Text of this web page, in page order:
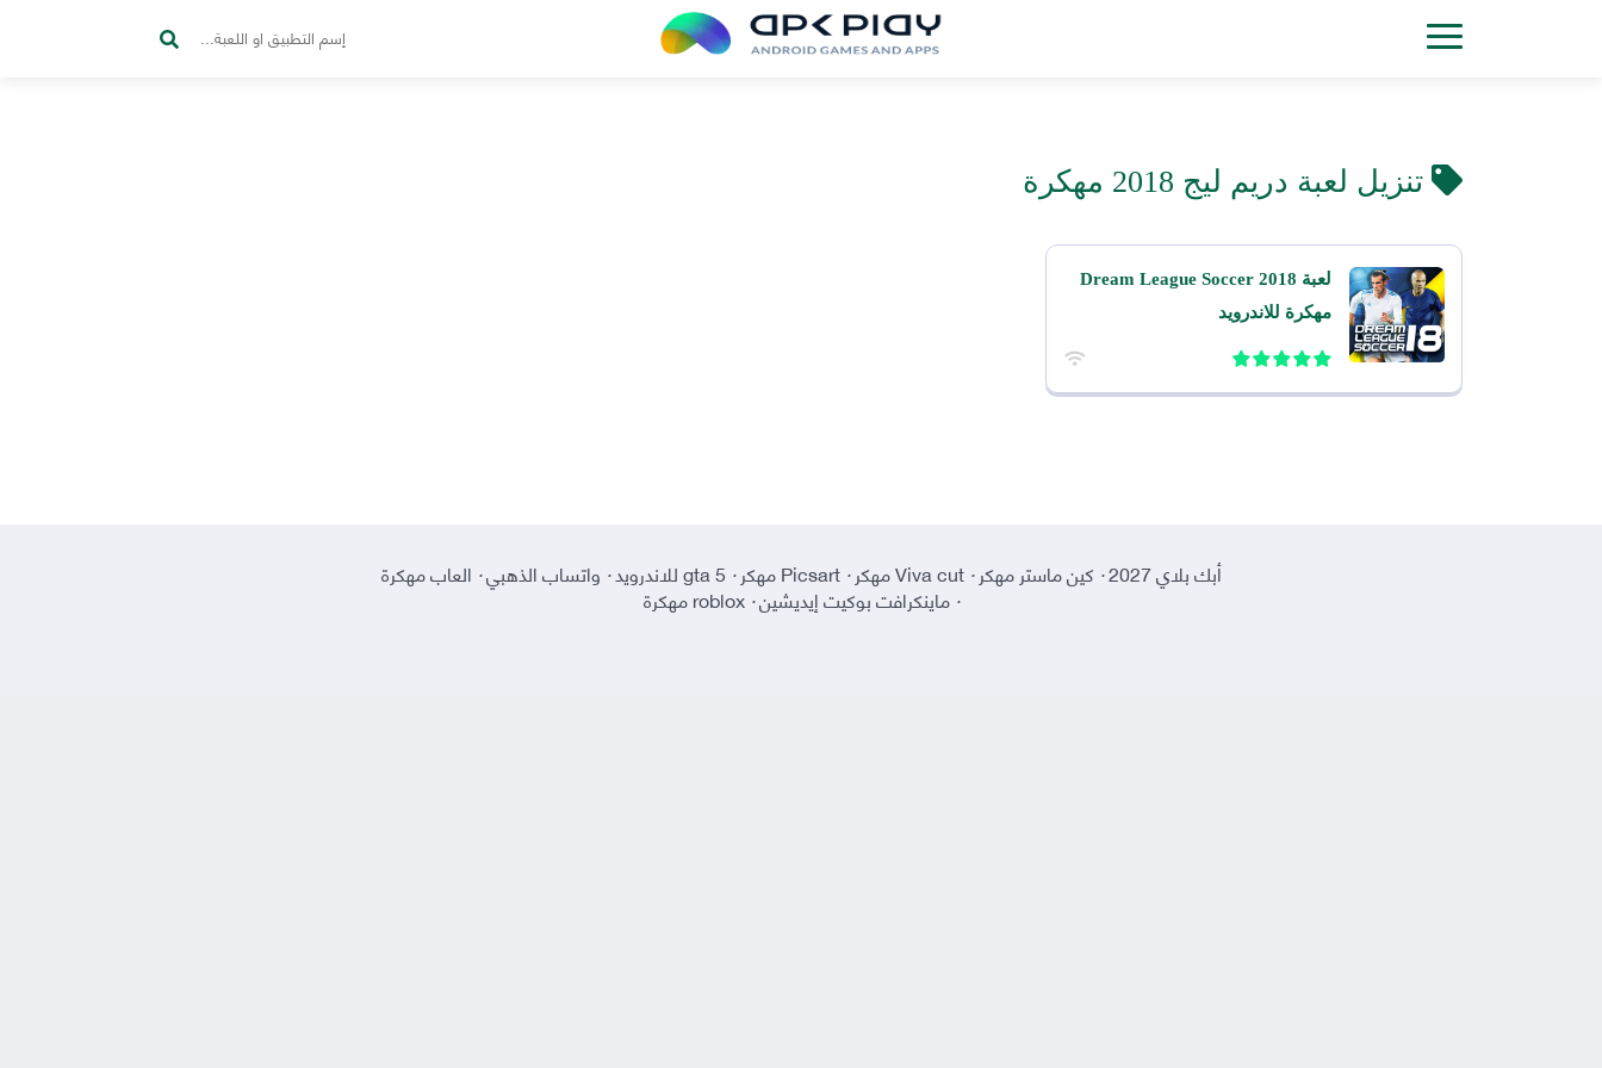
تنزيل لعبة دريم ليج 2018 مهكرة
لعبة Dream League Soccer 2018
مهكرة للاندرويد
أبك بلاي 2027 · كين ماستر مهكر·Viva cut مهكر ·Picsart مهكر · gta 5 للاندرويد · واتساب الذهبي· العاب مهكرة
·ماينكرافت بوكيت إيديشين·roblox مهكرة